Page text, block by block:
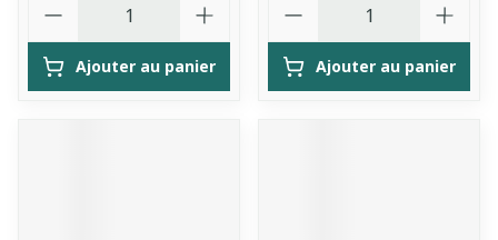
Ajouter au panier Ajouter au panier